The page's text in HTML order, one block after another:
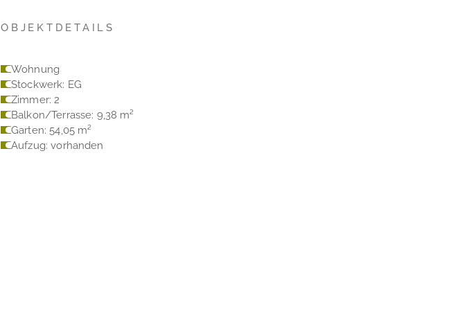
OBJEKTDETAILS
Wohnung
Stockwerk: EG
Zimmer: 2
Balkon/Terrasse: 9,38 m²
Garten: 54,05 m²
Aufzug: vorhanden